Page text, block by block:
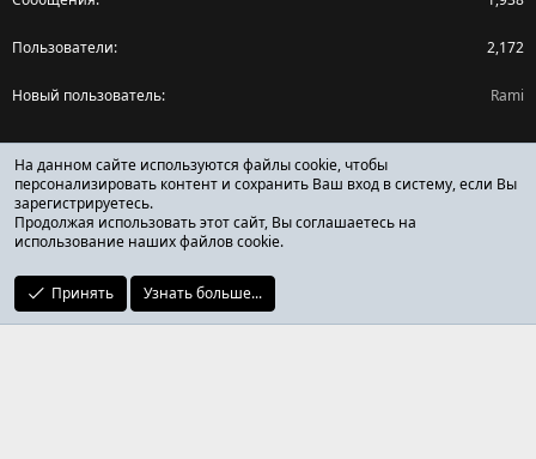
Пользователи 2,172
Новый пользователь Rami
Поделиться страницей
Facebook
X (Twitter)
Reddit
ОТЗЫВЫ ОНЛАЙН ФОРУМ
На данном сайте используются файлы cookie, чтобы
персонализировать контент и сохранить Ваш вход в систему, если Вы
зарегистрируетесь.
Продолжая использовать этот сайт, Вы соглашаетесь на
использование наших файлов cookie.
Принять Узнать больше...